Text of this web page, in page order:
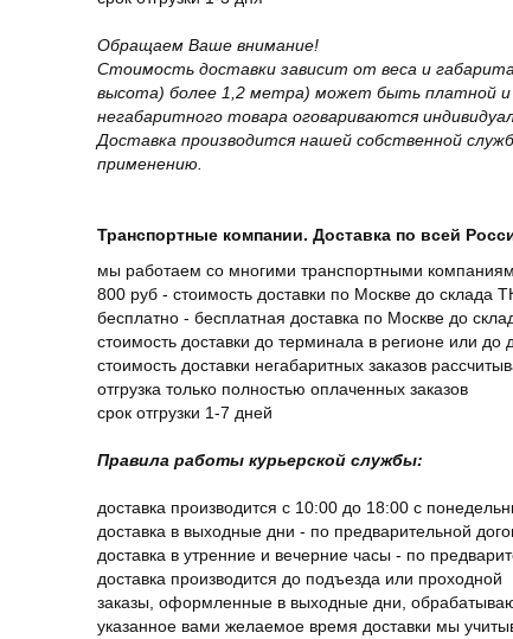
Обращаем Ваше внимание!
Стоимость доставки зависит от веса и
высота) более 1,2 метра) может быть платной
негабаритного товара оговариваются
Доставка производится нашей собственной
применению.
Транспортные компании. Доставка по всей
мы работаем со многими транспортными
800 руб - стоимость доставки по Москве до склада
бесплатно - бесплатная доставка по Москве до
стоимость доставки до терминала в регионе или
стоимость доставки негабаритных заказов
отгрузка только полностью оплаченных заказов
срок отгрузки 1-7 дней
Правила работы курьерской службы:
доставка производится с 10:00 до 18:00 с
доставка в выходные дни - по предварительной
доставка в утренние и вечерние часы - по
доставка производится до подъезда или проходной
заказы, оформленные в выходные дни,
указанное вами желаемое время доставки мы